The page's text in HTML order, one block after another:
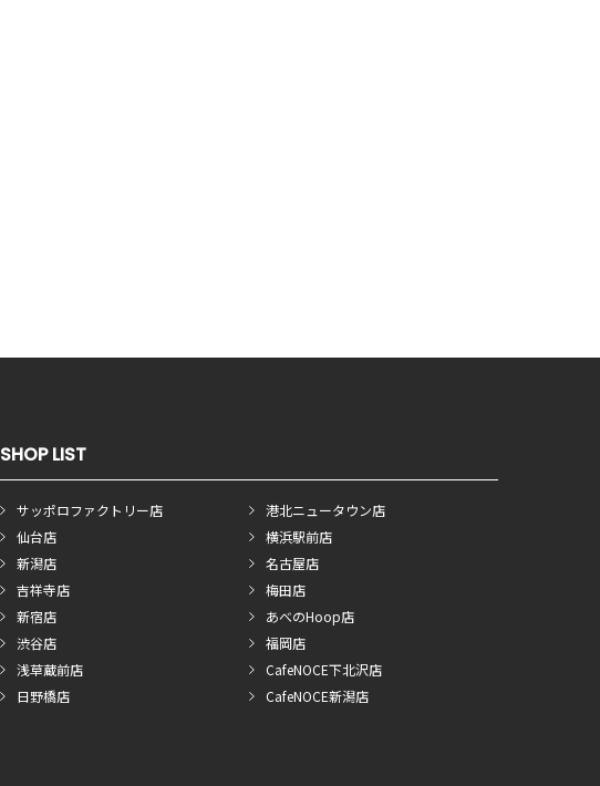
SHOP LIST
サッポロファクトリー店
仙台店
新潟店
吉祥寺店
新宿店
渋谷店
浅草蔵前店
日野橋店
港北ニュータウン店
横浜駅前店
名古屋店
梅田店
あべのHoop店
福岡店
CafeNOCE下北沢店
CafeNOCE新潟店